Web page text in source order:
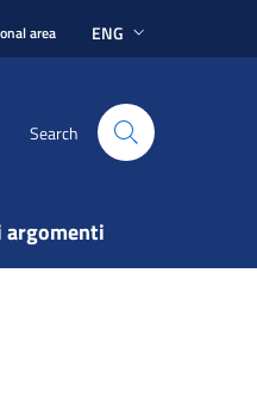
area ENG
Search